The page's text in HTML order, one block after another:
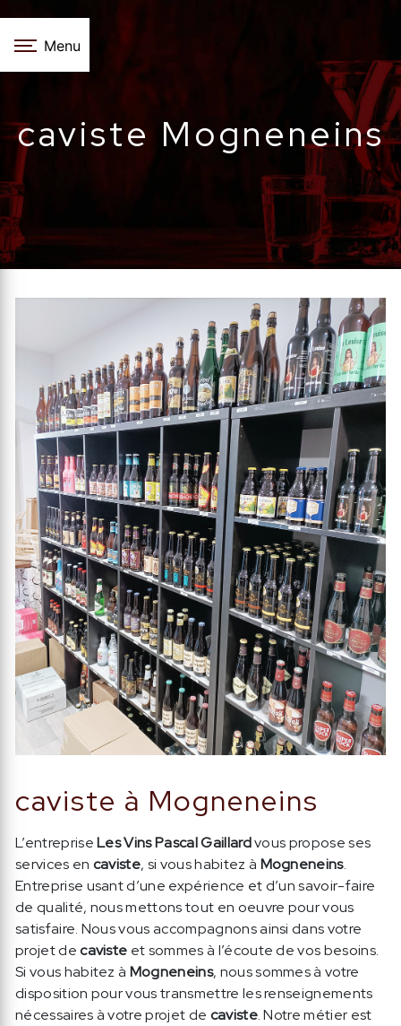
Menu
caviste Mogneneins
caviste à Mogneneins
L’entrepriseLes Vins Pascal Gaillardvous propose ses
services en caviste, si vous habitez à Mogneneins.
Entreprise usant d’une expérience et d’un savoir-faire
de qualité, nous mettons tout en oeuvre pour vous
satisfaire. Nous vous accompagnons ainsi dans votre
projet decaviste et sommes à l’écoute de vos besoins.
Si vous habitez à Mogneneins, nous sommes à votre
disposition pour vous transmettre les renseignements
nécessaires à votre projet de caviste. Notre métier est